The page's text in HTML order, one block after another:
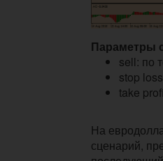
Параметры
sell: по
stop
take
На
сценарий,